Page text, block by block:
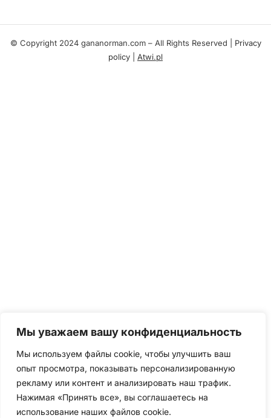
Мы уважаем вашу конфиденциальность
Мы используем файлы cookie, чтобы улучшить ваш
опыт просмотра, показывать персонализированную
рекламу или контент и анализировать наш трафик.
Нажимая «Принять все», вы соглашаетесь на
использование наших файлов cookie.
© Copyright 2024 gananorman.com – All Rights Reserved | Privacy
policy
Atwi.pl